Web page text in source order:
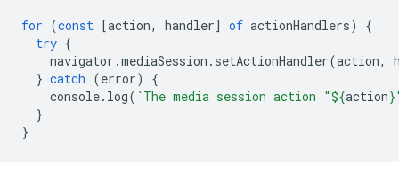
for (const [action, handler] of actionHandlers)
{
try {
navigator .mediaSession . setActionHandler(action,
} catch (error)
{
console. log( `The media session action "${action}
}
}